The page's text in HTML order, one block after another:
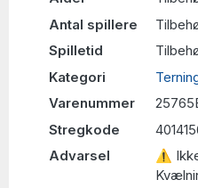
Antal spillere
Spilletid
Kategori
Varenummer
Stregkode
Advarsel
⚠ Ikke